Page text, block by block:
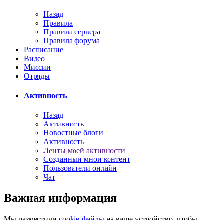
Назад
Правила
Правила сервера
Правила форума
Расписание
Видео
Миссии
Отряды
Активность
Назад
Активность
Новостные блоги
Активность
Ленты моей активности
Созданный мной контент
Пользователи онлайн
Чат
Важная информация